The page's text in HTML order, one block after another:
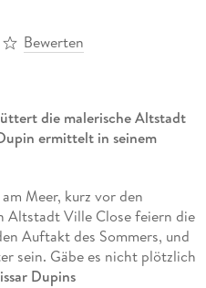
Bewerten
die malerische Altstadt
ermittelt in seinem
Meer, kurz vor den
Altstadt Ville Close feiern die
Auftakt des Sommers, und
sein. Gäbe es nicht plötzlich
Dupins